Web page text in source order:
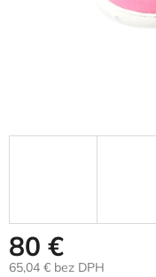
80 €
65,04 € bez DPH